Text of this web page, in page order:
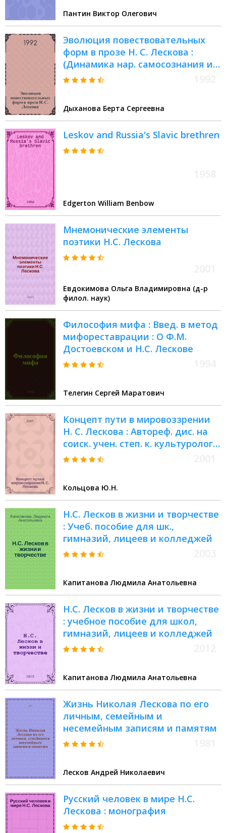
Пантин Виктор Олегович
Эволюция повествовательных
форм в прозе Н. С. Лескова :
(Динамика нар. самосознания и
ее стилевое воплощение) :
Дыханова Берта Сергеевна
Leskov and Russia's Slavic brethren
Edgerton William Benbow
Мнемонические элементы
поэтики Н.С. Лескова
Евдокимова Ольга Владимировна (д-р
филол. наук)
Философия мифа : Введ. в метод
мифореставрации : О Ф.М.
Достоевском и Н.С. Лескове
Телегин Сергей Маратович
Концепт пути в мировоззрении
Н. С. Лескова : Автореф. дис. на
соиск. учен. степ. к. культуролог. :
Спец.24.00.01
Кольцова Ю.Н.
Н.С. Лесков в жизни и творчестве
: Учеб. пособие для шк.,
гимназий, лицеев и колледжей
Капитанова Людмила Анатольевна
Н.С. Лесков в жизни и творчестве
: учебное пособие для школ,
гимназий, лицеев и колледжей
Капитанова Людмила Анатольевна
Жизнь Николая Лескова по его
личным, семейным и
несемейным записям и памятям
Лесков Андрей Николаевич
Русский человек в мире Н.С.
Лескова : монография